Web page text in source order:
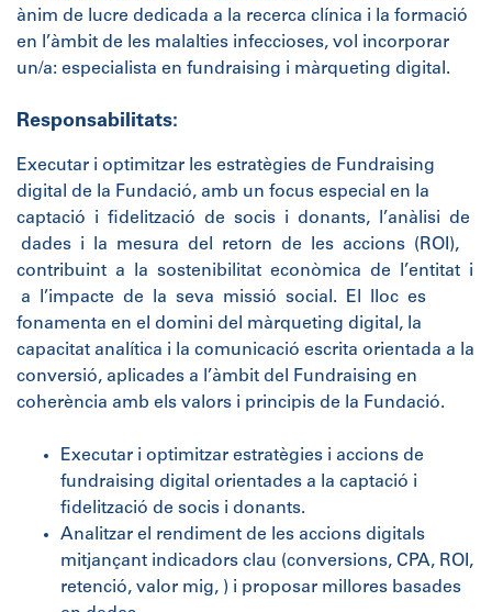
ànim de lucre dedicada a la recerca clínica i la formació
en l’àmbit de les malalties infeccioses, vol incorporar
un/a: especialista en fundraising i màrqueting digital.
Responsabilitats:
Executar i optimitzar les estratègies de Fundraising
digital de la Fundació, amb un focus especial en la
captació i fidelització de socis i donants, l’anàlisi de
dades i la mesura del retorn de les accions (ROI),
contribuint a la sostenibilitat econòmica de l’entitat i
a l’impacte de la seva missió social. El lloc es
fonamenta en el domini del màrqueting digital, la
capacitat analítica i la comunicació escrita orientada a la
conversió, aplicades a l’àmbit del Fundraising en
coherència amb els valors i principis de la Fundació.
Executar i optimitzar estratègies i accions de
fundraising digital orientades a la captació i
fidelització de socis i donants.
Analitzar el rendiment de les accions digitals
mitjançant indicadors clau (conversions, CPA, ROI,
retenció, valor mig, ) i proposar millores basades